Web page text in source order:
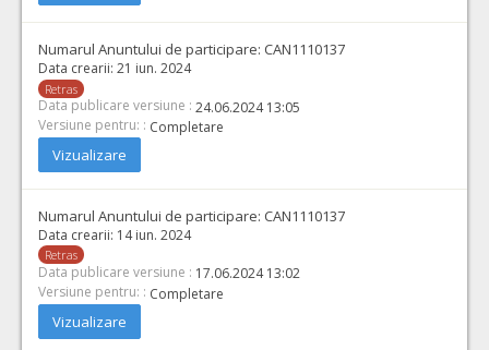
Numarul Anuntului de participare: CAN1110137
Data crearii: 21 iun. 2024
Retras
Data publicare versiune : 24.06.2024 13:05
Versiune pentru: : Completare
Vizualizare
Numarul Anuntului de participare: CAN1110137
Data crearii: 14 iun. 2024
Retras
Data publicare versiune : 17.06.2024 13:02
Versiune pentru: : Completare
Vizualizare